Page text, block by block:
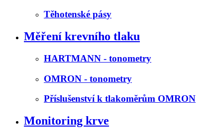
Těhotenské pásy
Měření krevního tlaku
HARTMANN - tonometry
OMRON - tonometry
Příslušenství k tlakoměrům OMRON
Monitoring krve